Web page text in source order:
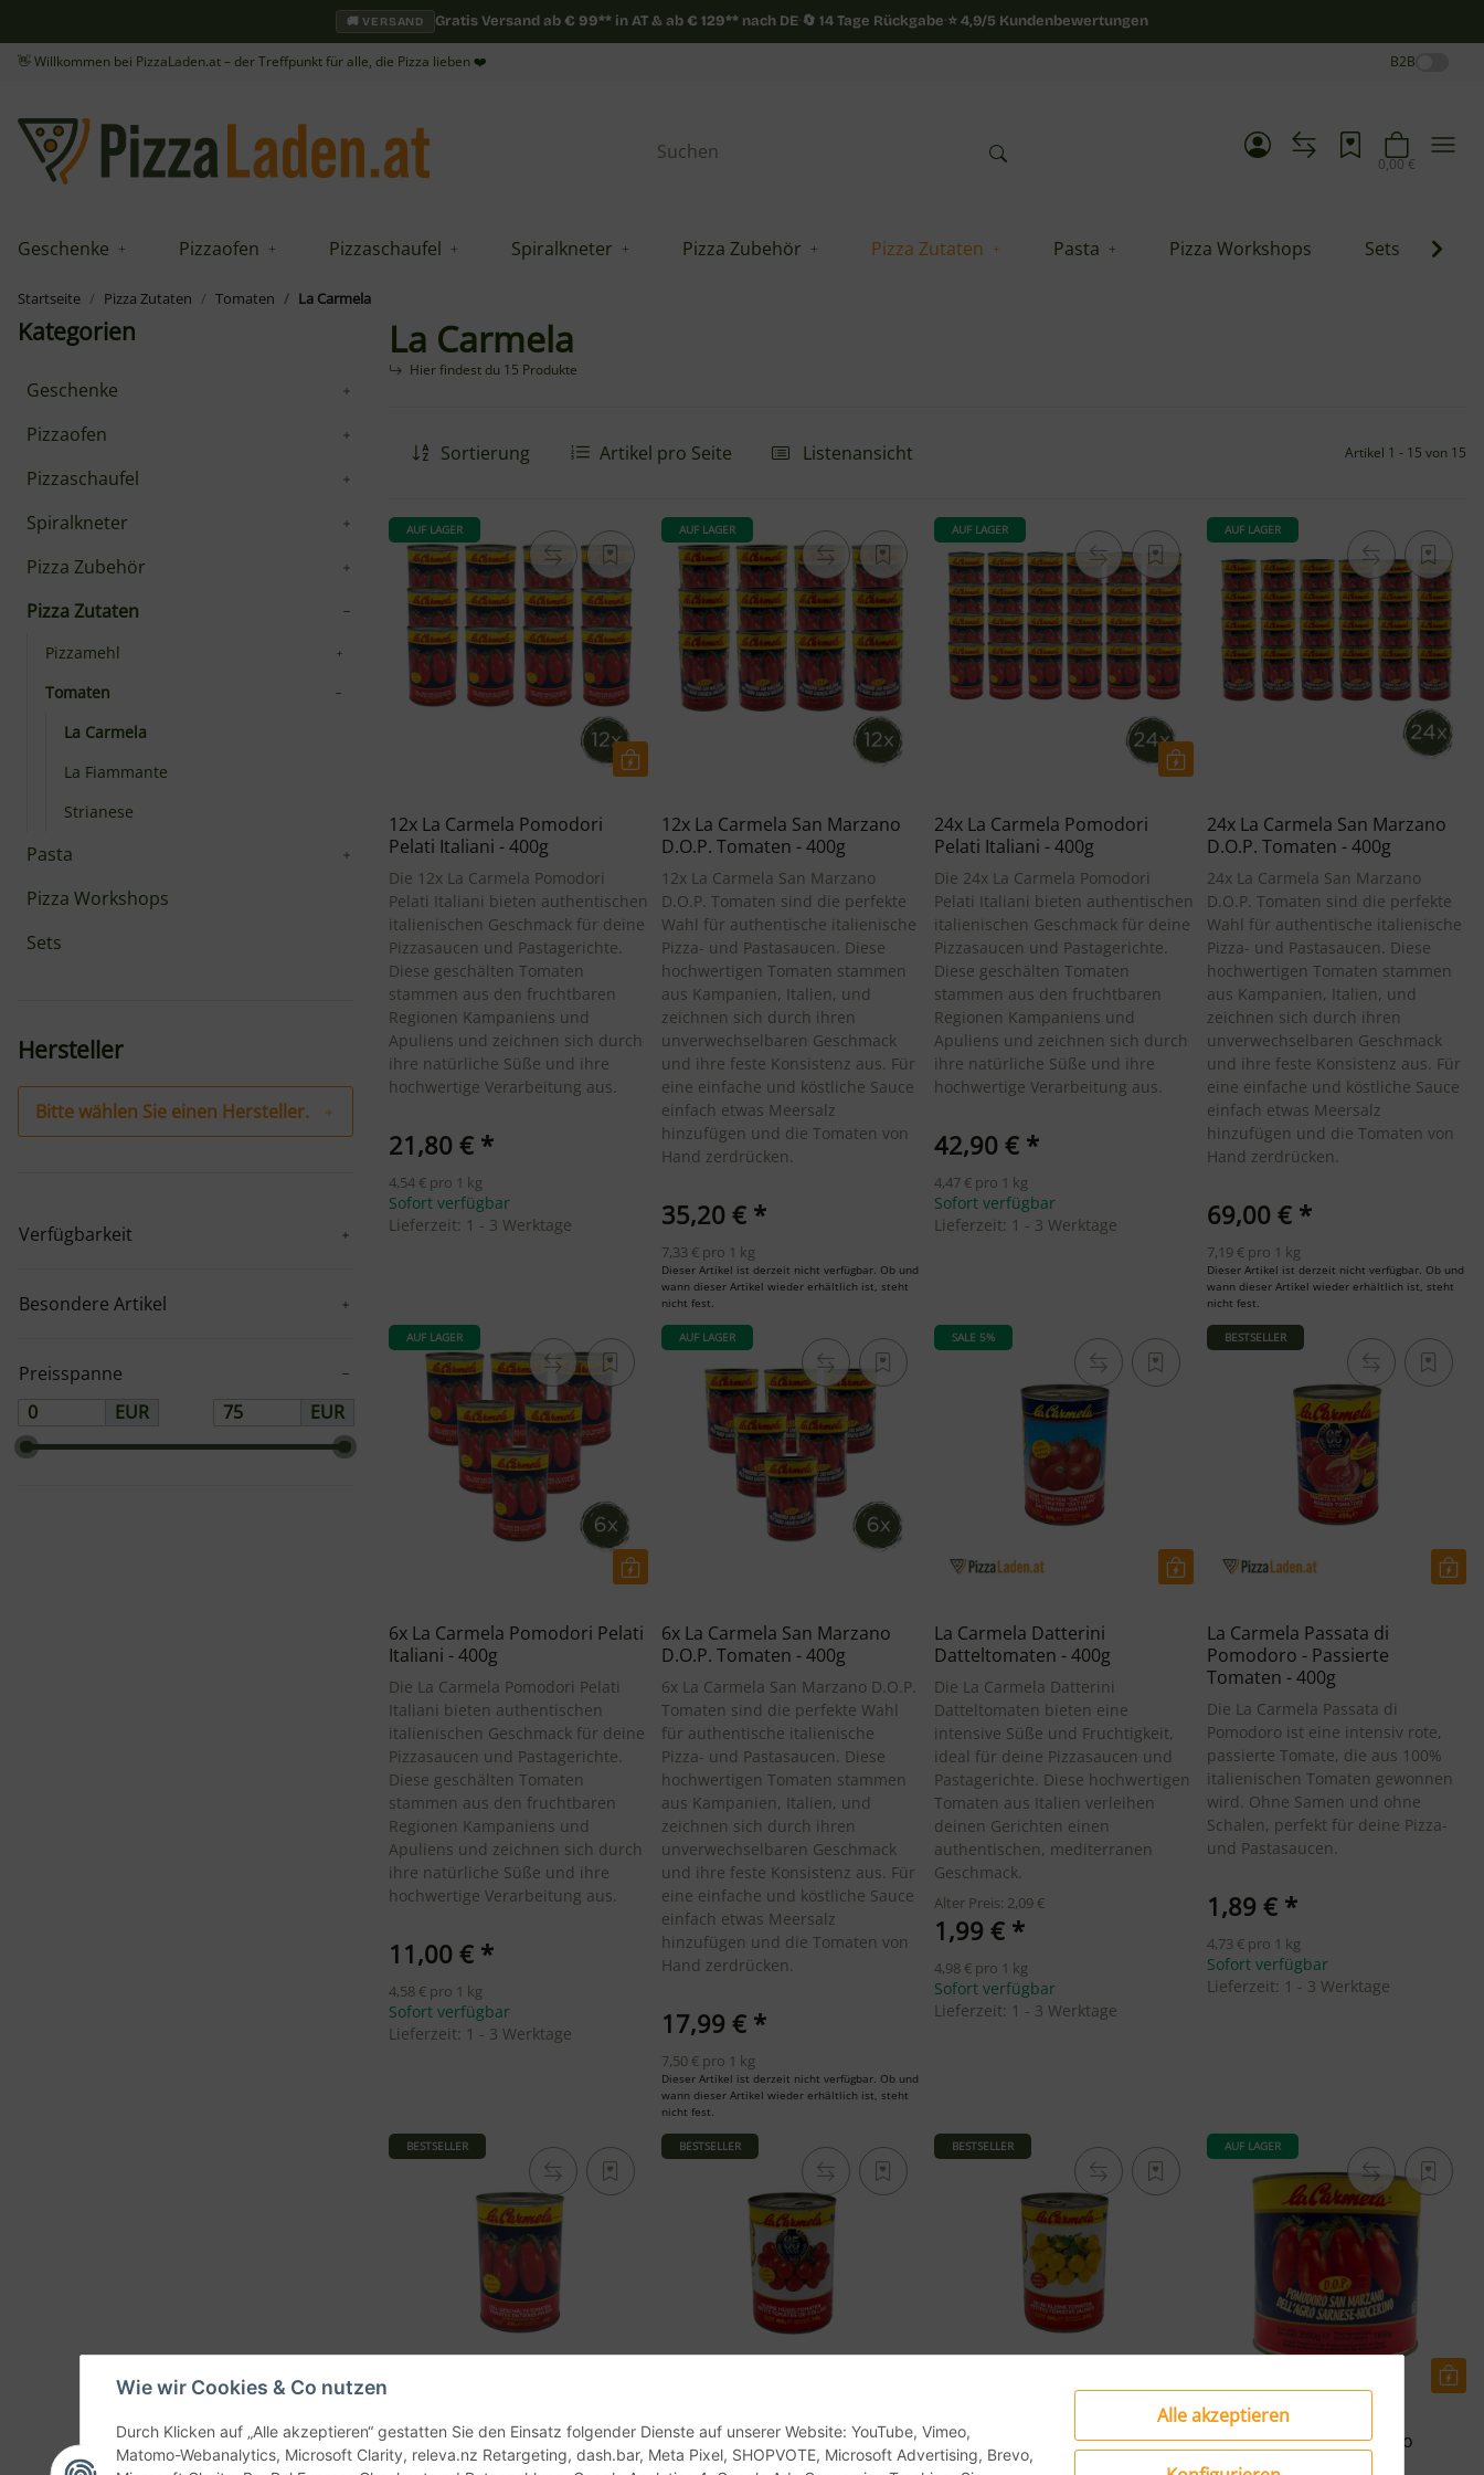
Alle akzeptieren
Wie wir Cookies & Co nutzen
Durch Klicken auf „Alle akzeptieren“ gestatten Sie den Einsatz folgender Dienste auf unserer Website: YouTube, Vimeo,
Matomo-Webanalytics, Microsoft Clarity, releva.nz Retargeting, dash.bar, Meta Pixel, SHOPVOTE, Microsoft Advertising, Brevo,
🚚 VERSAND Gratis Versand ab€ 99** in AT & ab€ 129** nach DE 🔄 14 Tage Rückgabe ⭐ 4,9/5 Kundenbewertungen
👋 Willkommen bei PizzaLaden.at – der Treffpunkt für alle, die Pizza lieben ❤️ B2B
0,00 €
Geschenke Pizzaofen Pizzaschaufel Spiralkneter Pizza Zubehör Pizza Zutaten Pasta Pizza Workshops Sets
Startseite Pizza Zutaten Tomaten La Carmela
La Carmela
Hier findest du 15 Produkte
Sortierung Artikel pro Seite Listenansicht Artikel 1 - 15 von 15
AUF LAGER
12x La Carmela Pomodori
Pelati Italiani - 400g
Die 12x La Carmela Pomodori
Pelati Italiani bieten authentischen
italienischen Geschmack für deine
Pizzasaucen und Pastagerichte.
Diese geschälten Tomaten
stammen aus den fruchtbaren
Regionen Kampaniens und
Apuliens und zeichnen sich durch
ihre natürliche Süße und ihre
hochwertige Verarbeitung aus.
21,80 € *
4,54 € pro 1 kg
Sofort verfügbar
Lieferzeit: 1 - 3 Werktage
AUF LAGER
12x La Carmela San Marzano
D.O.P. Tomaten - 400g
12x La Carmela San Marzano
D.O.P. Tomaten sind die perfekte
Wahl für authentische italienische
Pizza- und Pastasaucen. Diese
hochwertigen Tomaten stammen
aus Kampanien, Italien, und
zeichnen sich durch ihren
unverwechselbaren Geschmack
und ihre feste Konsistenz aus. Für
eine einfache und köstliche Sauce
einfach etwas Meersalz
hinzufügen und die Tomaten von
Hand zerdrücken.
35,20 € *
7,33 € pro 1 kg
Dieser Artikel ist derzeit nicht verfügbar. Ob und
wann dieser Artikel wieder erhältlich ist, steht
nicht fest.
AUF LAGER
24x La Carmela Pomodori
Pelati Italiani - 400g
Die 24x La Carmela Pomodori
Pelati Italiani bieten authentischen
italienischen Geschmack für deine
Pizzasaucen und Pastagerichte.
Diese geschälten Tomaten
stammen aus den fruchtbaren
Regionen Kampaniens und
Apuliens und zeichnen sich durch
ihre natürliche Süße und ihre
hochwertige Verarbeitung aus.
42,90 € *
4,47 € pro 1 kg
Sofort verfügbar
Lieferzeit: 1 - 3 Werktage
AUF LAGER
24x La Carmela San Marzano
D.O.P. Tomaten - 400g
24x La Carmela San Marzano
D.O.P. Tomaten sind die perfekte
Wahl für authentische italienische
Pizza- und Pastasaucen. Diese
hochwertigen Tomaten stammen
aus Kampanien, Italien, und
zeichnen sich durch ihren
unverwechselbaren Geschmack
und ihre feste Konsistenz aus. Für
eine einfache und köstliche Sauce
einfach etwas Meersalz
hinzufügen und die Tomaten von
Hand zerdrücken.
69,00 € *
7,19 € pro 1 kg
Dieser Artikel ist derzeit nicht verfügbar. Ob und
wann dieser Artikel wieder erhältlich ist, steht
nicht fest.
AUF LAGER
6x La Carmela Pomodori Pelati
Italiani - 400g
Die La Carmela Pomodori Pelati
Italiani bieten authentischen
italienischen Geschmack für deine
Pizzasaucen und Pastagerichte.
Diese geschälten Tomaten
stammen aus den fruchtbaren
Regionen Kampaniens und
Apuliens und zeichnen sich durch
ihre natürliche Süße und ihre
hochwertige Verarbeitung aus.
11,00 € *
4,58 € pro 1 kg
Sofort verfügbar
Lieferzeit: 1 - 3 Werktage
AUF LAGER
6x La Carmela San Marzano
D.O.P. Tomaten - 400g
6x La Carmela San Marzano D.O.P.
Tomaten sind die perfekte Wahl
für authentische italienische
Pizza- und Pastasaucen. Diese
hochwertigen Tomaten stammen
aus Kampanien, Italien, und
zeichnen sich durch ihren
unverwechselbaren Geschmack
und ihre feste Konsistenz aus. Für
eine einfache und köstliche Sauce
einfach etwas Meersalz
hinzufügen und die Tomaten von
Hand zerdrücken.
17,99 € *
7,50 € pro 1 kg
Dieser Artikel ist derzeit nicht verfügbar. Ob und
wann dieser Artikel wieder erhältlich ist, steht
nicht fest.
SALE 5%
La Carmela Datterini
Datteltomaten - 400g
Die La Carmela Datterini
Datteltomaten bieten eine
intensive Süße und Fruchtigkeit,
ideal für deine Pizzasaucen und
Pastagerichte. Diese hochwertigen
Tomaten aus Italien verleihen
deinen Gerichten einen
authentischen, mediterranen
Geschmack.
Alter Preis: 2,09 €
1,99 € *
4,98 € pro 1 kg
Sofort verfügbar
Lieferzeit: 1 - 3 Werktage
BESTSELLER
La Carmela Passata di
Pomodoro - Passierte
Tomaten - 400g
Die La Carmela Passata di
Pomodoro ist eine intensiv rote,
passierte Tomate, die aus 100%
italienischen Tomaten gewonnen
wird. Ohne Samen und ohne
Schalen, perfekt für deine Pizza-
und Pastasaucen.
1,89 € *
4,73 € pro 1 kg
Sofort verfügbar
Lieferzeit: 1 - 3 Werktage
BESTSELLER
La Carmela Pomodori Pelati
Italiani - 400g
BESTSELLER
La Carmela Pomodorini di
Collina - Kleine Hügeltomaten -
BESTSELLER
La Carmela Pomodorini Giallo -
Gelbe kleine Tomaten - 400g
AUF LAGER
La Carmela San Marzano
D.O.P. Tomaten - 2550g
Kategorien
Geschenke
Pizzaofen
Pizzaschaufel
Spiralkneter
Pizza Zubehör
Pizza Zutaten
Pizzamehl
Tomaten
La Carmela
La Fiammante
Strianese
Pasta
Pizza Workshops
Sets
Hersteller
Bitte wählen Sie einen Hersteller.
Verfügbarkeit
Besondere Artikel
Preisspanne
EUR
EUR